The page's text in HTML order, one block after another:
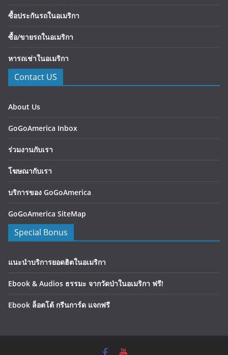
ซื้อประกันรถในอเมริกา
ซื้อ/ขายรถในอเมริกา
หารถเช่าในอเมริกา
Contact US
About Us
GoGoAmerica Inbox
ร่วมงานกับเรา
โฆษณากับเรา
บริการของ GoGoAmerica
GoGoAmerica SiteMap
Special Bonus
แนะนำบริการยอดฮิตในอเมริกา
Ebook & Audios ธรรมะ จากวัดป่าในอเมริกา ฟรี!
Ebook ล็อตโต้ กรีนการ์ด แจกฟรี